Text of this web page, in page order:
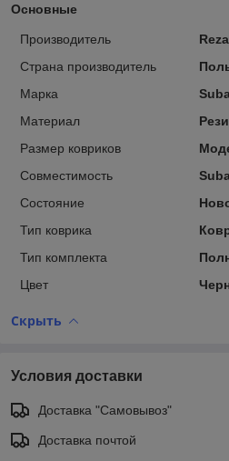
Основные
Производитель
Страна производитель
Марка
Материал
Размер ковриков
Совместимость
Состояние
Тип коврика
Тип комплекта
Цвет
Скрыть
Условия доставки
Доставка "Самовывоз"
Доставка почтой